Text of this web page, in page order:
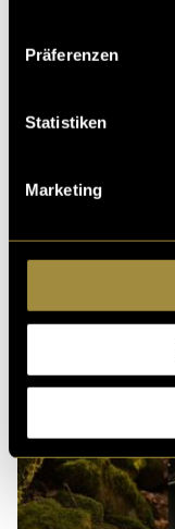
Präferenzen
Statistiken
Marketing